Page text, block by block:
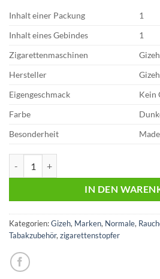
Inhalt einer Packung
1
Inhalt eines Gebindes
1
Zigarettenmaschinen
Hersteller
Gizeh
Eigengeschmack
Kein
Farbe
Besonderheit
IN DEN
Kategorien:Gizeh, Marken, Normale,
Tabakzubehör, zigarettenstopfer